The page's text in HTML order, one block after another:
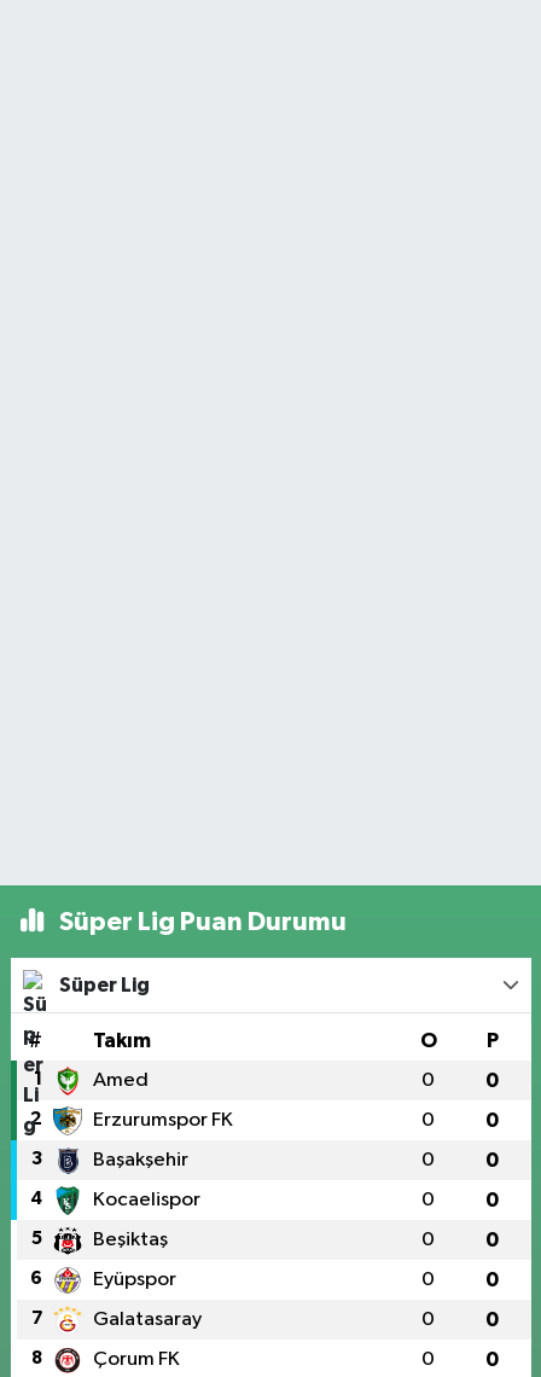
Süper Lig Puan Durumu
Süper Lig
# Takım O P
1 Amed 0 0
2 Erzurumspor FK 0 0
3 Başakşehir 0 0
4 Kocaelispor 0 0
5 Beşiktaş 0 0
6 Eyüpspor 0 0
7 Galatasaray 0 0
8 Çorum FK 0 0